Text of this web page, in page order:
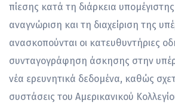
πίεσης κατά τη διάρκεια
αναγνώριση και τη διαχείριση της
ανασκοπούνται οι κατευθυντήριες
συνταγογράφηση άσκησης στην
νέα ερευνητικά δεδομένα, καθώς
συστάσεις του Αμερικανικού